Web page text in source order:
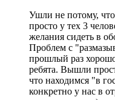
Ушли не потому,
просто у тех 3
желания сидеть в
Проблем с
прошлый раз
ребята. Вышли
что находимся "в
конкретно у нас в